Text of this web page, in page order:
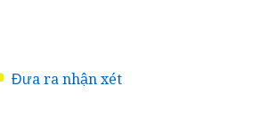
Đưa ra nhận xét